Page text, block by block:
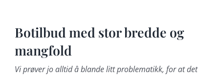
Botilbud med stor bredde og
mangfold
Vi prøver jo alltid å blande litt problematikk, for at det